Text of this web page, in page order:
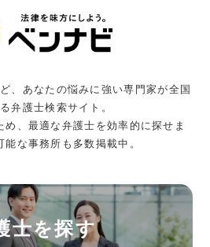
、あなたの悩みに強い専門家が全国
弁護士検索サイト。
、最適な弁護士を効率的に探せま
能な事務所も多数掲載中。
士を探す